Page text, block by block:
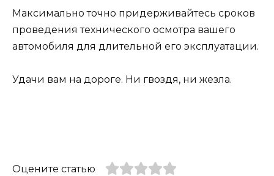
Максимально точно придерживайтесь сроков
проведения технического осмотра вашего
автомобиля для длительной его эксплуатации.
Удачи вам на дороге. Ни гвоздя, ни жезла.
Оцените статью